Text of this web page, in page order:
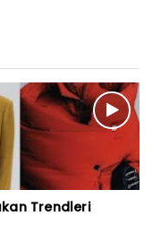
Trendleri